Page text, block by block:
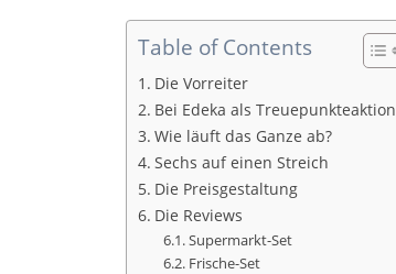
Table of Contents
Die Vorreiter
Bei Edeka als Treuepunkteaktion
Wie läuft das Ganze ab?
Sechs auf einen Streich
Die Preisgestaltung
Die Reviews
Supermarkt-Set
Frische-Set